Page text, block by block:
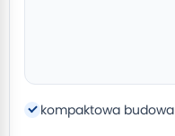
kompaktowa budowa